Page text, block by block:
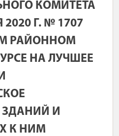
КОМИТЕТА
Г. № 1707
РАЙОННОМ
НА ЛУЧШЕЕ
И
К НИМ